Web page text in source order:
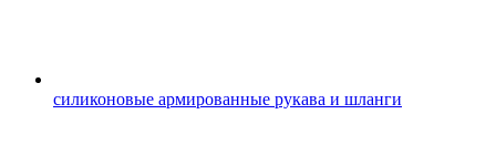
силиконовые армированные рукава и шланги